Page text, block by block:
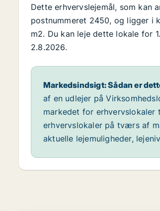
Dette erhvervslejemål, som kan
postnummeret 2450, og ligger i
m2. Du kan leje dette lokale for
2.8.2026.
Markedsindsigt: Sådan er
af en udlejer på
markedet for erhvervslokaler
erhvervslokaler på tværs af
aktuelle lejemuligheder,